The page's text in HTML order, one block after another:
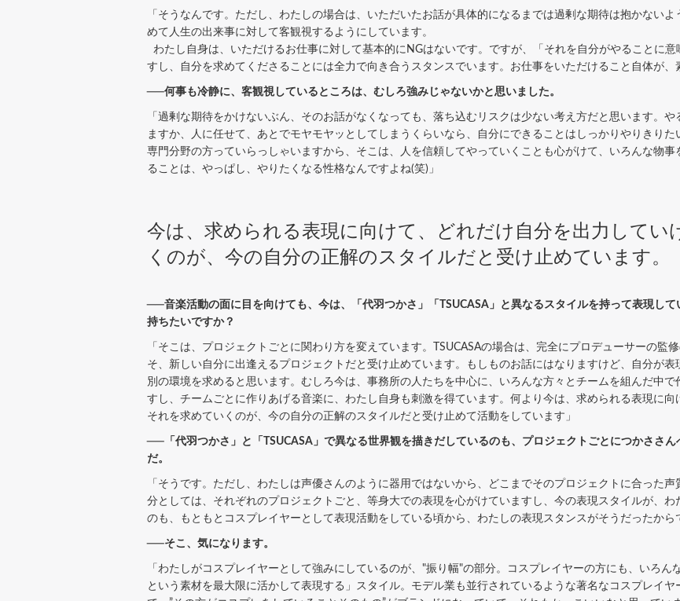
「そうなんです。ただし、わたしの場合は、いただいたお話が具体的になるまでは過剰な期待は抱かない
めて人生の出来事に対して客観視するようにしています。
わたし自身は、いただけるお仕事に対して基本的にNGはないです。ですが、「それを自分がやることに
すし、自分を求めてくださることには全力で向き合うスタンスでいます。お仕事をいただけること自体が、
──何事も冷静に、客観視しているところは、むしろ強みじゃないかと思いました。
「過剰な期待をかけないぶん、そのお話がなくなっても、落ち込むリスクは少ない考え方だと思います。
ますか、人に任せて、あとでモヤモヤッとしてしまうくらいなら、自分にできることはしっかりやりきり
専門分野の方っていらっしゃいますから、そこは、人を信頼してやっていくことも心がけて、いろんな物
ることは、やっぱし、やりたくなる性格なんですよね(笑)」
今は、求められる表現に向けて、どれだけ自分を出力してい
くのが、今の自分の正解のスタイルだと受け止めています。
──音楽活動の面に目を向けても、今は、「代羽つかさ」「TSUCASA」と異なるスタイルを持って表現し
持ちたいですか？
「そこは、プロジェクトごとに関わり方を変えています。TSUCASAの場合は、完全にプロデューサーの監
そ、新しい自分に出逢えるプロジェクトだと受け止めています。もしものお話にはなりますけど、自分が
別の環境を求めると思います。むしろ今は、事務所の人たちを中心に、いろんな方々とチームを組んだ中
すし、チームごとに作りあげる音楽に、わたし自身も刺激を得ています。何より今は、求められる表現に
それを求めていくのが、今の自分の正解のスタイルだと受け止めて活動をしています」
──「代羽つかさ」と「TSUCASA」で異なる世界観を描きだしているのも、プロジェクトごとにつかささ
だ。
「そうです。ただし、わたしは声優さんのように器用ではないから、どこまでそのプロジェクトに合った
分としては、それぞれのプロジェクトごと、等身大での表現を心がけていますし、今の表現スタイルが、
のも、もともとコスプレイヤーとして表現活動をしている頃から、わたしの表現スタンスがそうだったから
──そこ、気になります。
「わたしがコスプレイヤーとして強みにしているのが、"振り幅"の部分。コスプレイヤーの方にも、いろ
という素材を最大限に活かして表現する」スタイル。モデル業も並行されているような著名なコスプレイ